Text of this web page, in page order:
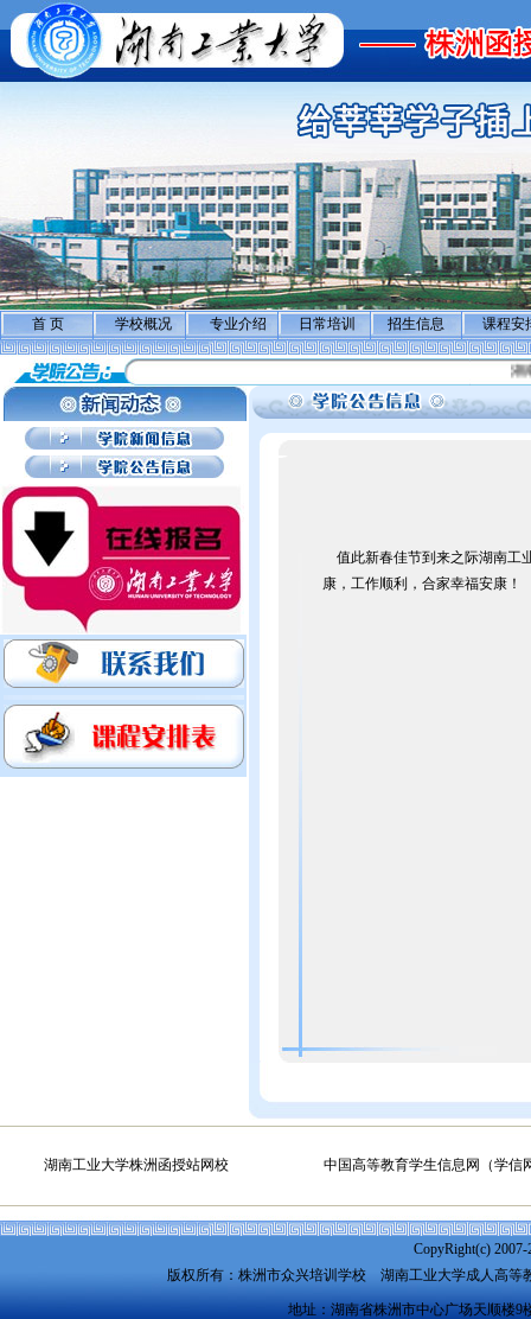
首 页 学校概况 专业介绍 日常培训 招生信息 课程安
湖
值此新春佳节到来之际湖南工
康，工作顺利，合家幸福安康！
湖南工业大学株洲函授站网校 中国高等教育学生信息网（学信
CopyRight(c)
版权所有：株洲市众兴培训学校 湖南工业大学成人高等
地址：湖南省株洲市中心广场天顺楼